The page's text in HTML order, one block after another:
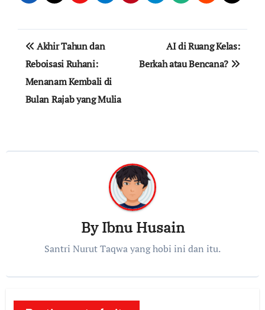
Navigasi
pos
Akhir Tahun dan
Reboisasi Ruhani:
Menanam Kembali di
Bulan Rajab yang Mulia
AI di Ruang Kelas:
Berkah atau Bencana?
ByIbnu Husain
Santri Nurut Taqwa yang hobi ini dan itu.